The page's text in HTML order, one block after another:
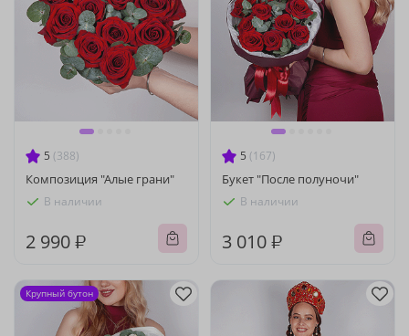
5 (388)
Композиция "Алые грани"
В наличии
2 990 ₽
5 (167)
Букет "После полуночи"
В наличии
3 010 ₽
Крупный бутон